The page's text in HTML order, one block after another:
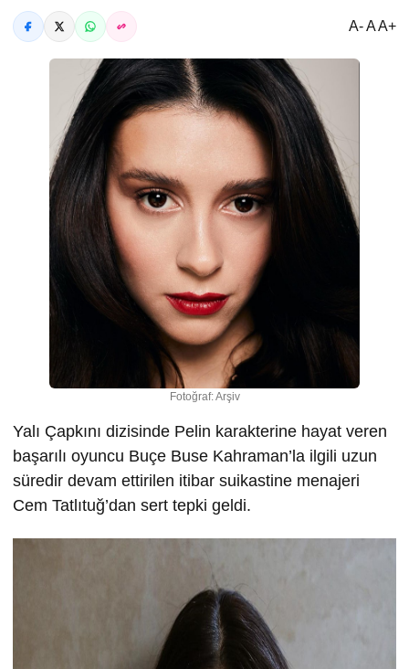
A- A A+
Fotoğraf: Arşiv
Yalı Çapkını dizisinde Pelin karakterine hayat veren
başarılı oyuncu Buçe Buse Kahraman’la ilgili uzun
süredir devam ettirilen itibar suikastine menajeri
Cem Tatlıtuğ’dan sert tepki geldi.